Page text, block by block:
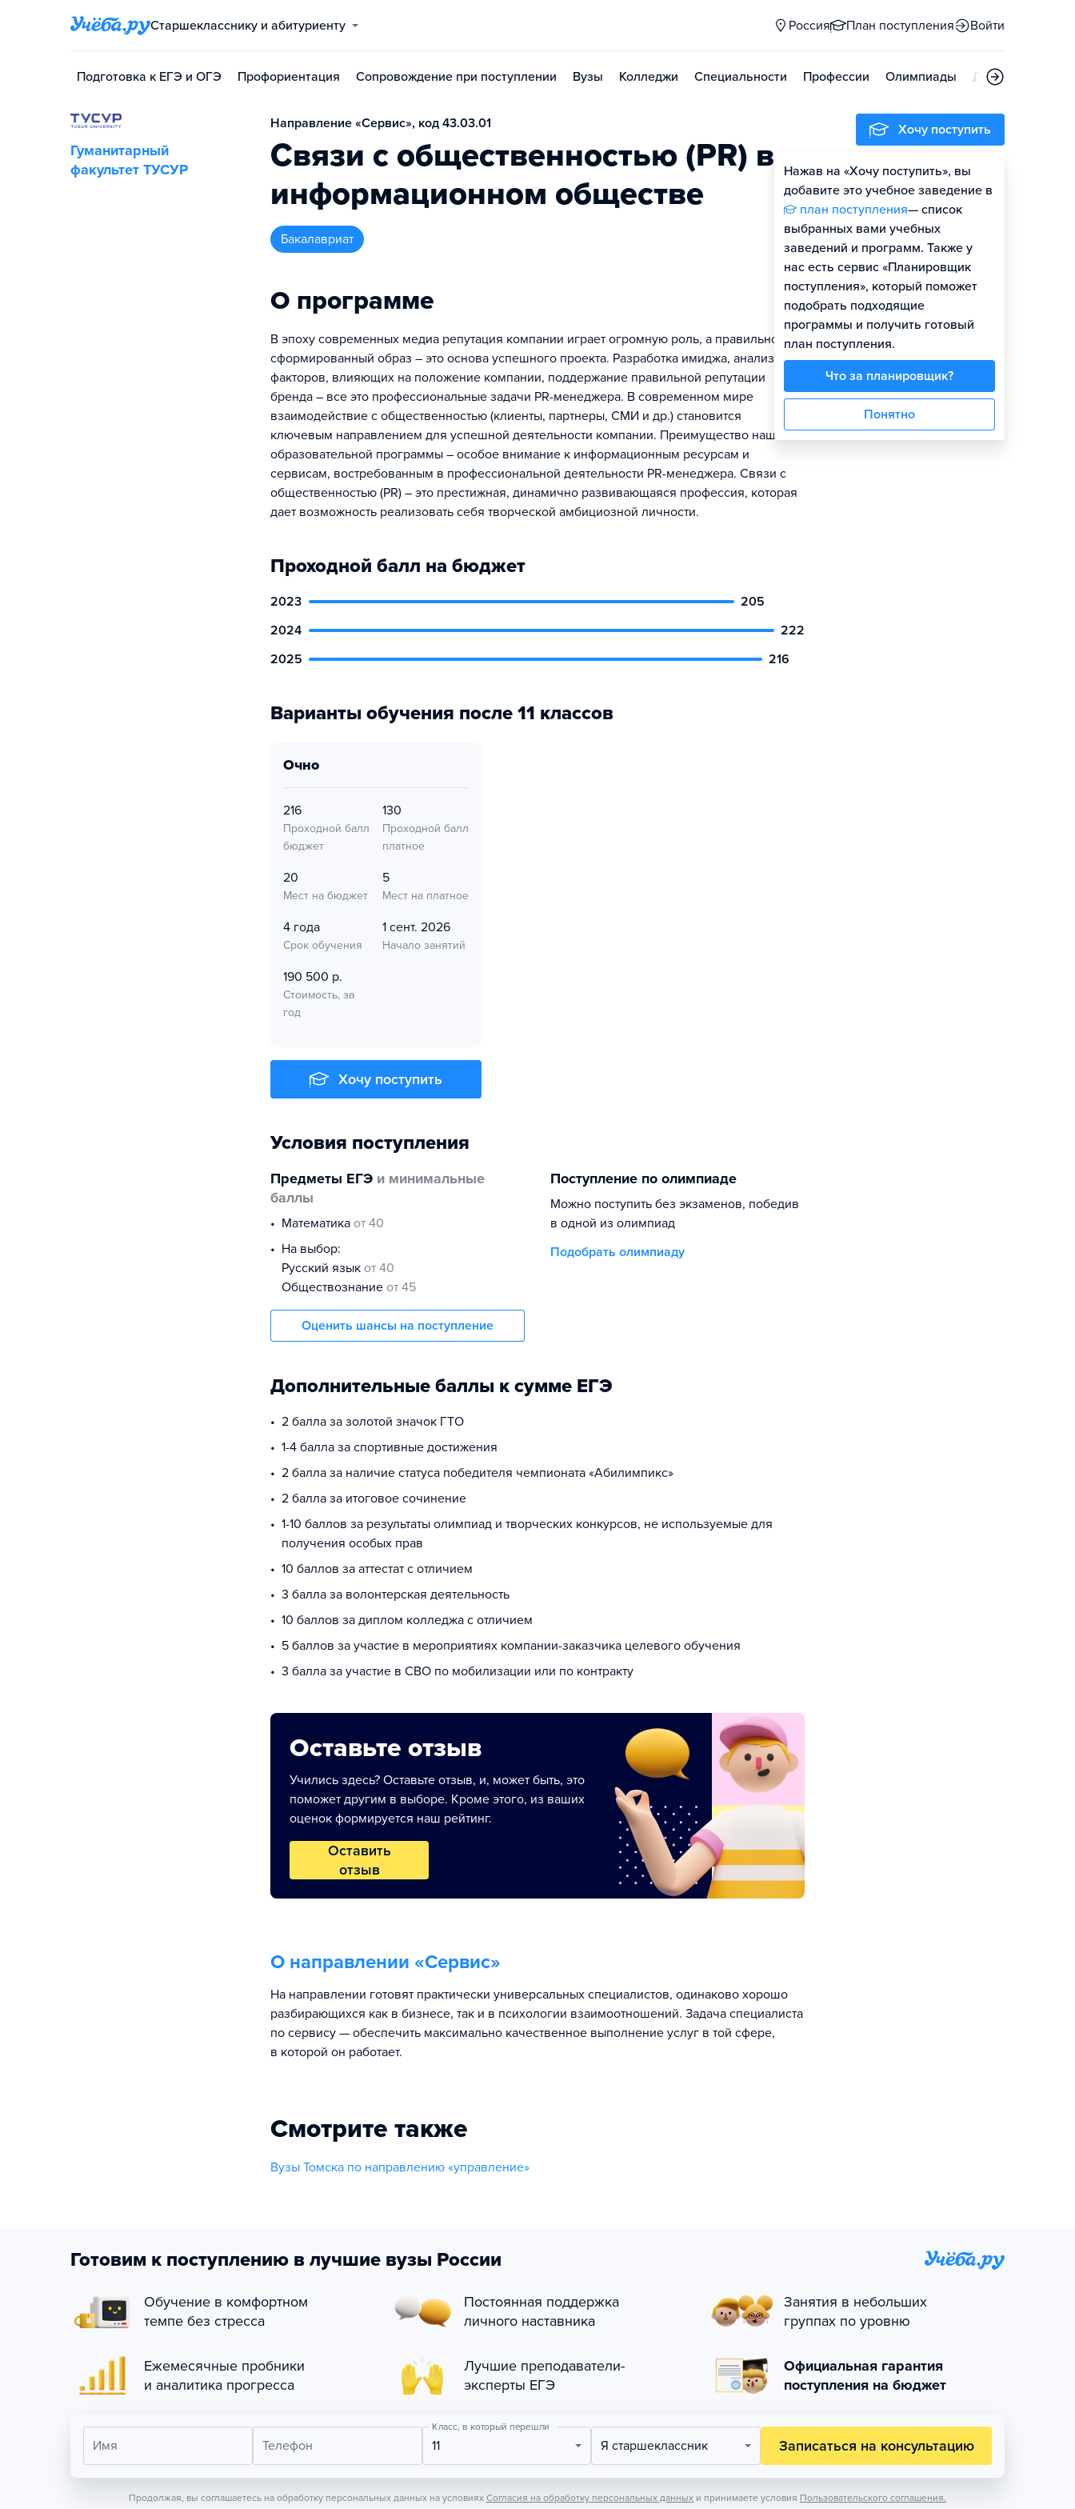
Старшекласснику и абитуриенту Россия План поступления Войти
Подготовка к ЕГЭ и ОГЭ Профориентация Сопровождение при поступлении Вузы Колледжи Специальности Профессии Олимпиады Дни открытых
Гуманитарный
факультет ТУСУР
Направление «Сервис», код 43.03.01
Связи с общественностью (PR) в
информационном обществе
бакалавриат
О программе
В эпоху современных медиа репутация компании играет огромную роль, а правильно
сформированный образ – это основа успешного проекта. Разработка имиджа, анализ
факторов, влияющих на положение компании, поддержание правильной репутации
бренда – все это профессиональные задачи PR-менеджера. В современном мире
взаимодействие с общественностью (клиенты, партнеры, СМИ и др.) становится
ключевым направлением для успешной деятельности компании. Преимущество нашей
образовательной программы – особое внимание к информационным ресурсам и
сервисам, востребованным в профессиональной деятельности PR-менеджера. Связи с
общественностью (PR) – это престижная, динамично развивающаяся профессия, которая
дает возможность реализовать себя творческой амбициозной личности.
Проходной балл на бюджет
2023
205
2024
222
2025
216
Варианты обучения после 11 классов
очно
216
Проходной балл
бюджет
130
Проходной балл
платное
20
Мест на бюджет
5
Мест на платное
4 года
Срок обучения
1 сент. 2026
Начало занятий
190 500 р.
Стоимость, за
год
Хочу поступить
Условия поступления
Предметы ЕГЭ и минимальные
баллы
математика от 40
На выбор:
русский язык от 40
обществознание от 45
Оценить шансы на поступление
Поступление по олимпиаде
Можно поступить без экзаменов, победив
в одной из олимпиад
Подобрать олимпиаду
Дополнительные баллы к сумме ЕГЭ
2 балла за золотой значок ГТО
1-4 балла за спортивные достижения
2 балла за наличие статуса победителя чемпионата «Абилимпикс»
2 балла за итоговое сочинение
1-10 баллов за результаты олимпиад и творческих конкурсов, не используемые для
получения особых прав
10 баллов за аттестат с отличием
3 балла за волонтерская деятельность
10 баллов за диплом колледжа с отличием
5 баллов за участие в мероприятиях компании-заказчика целевого обучения
3 балла за участие в СВО по мобилизации или по контракту
Оставьте отзыв
Учились здесь? Оставьте отзыв, и, может быть, это
поможет другим в выборе. Кроме этого, из ваших
оценок формируется наш рейтинг.
Оставить
отзыв
О направлении «Сервис»
На направлении готовят практически универсальных специалистов, одинаково хорошо
разбирающихся как в бизнесе, так и в психологии взаимоотношений. Задача специалиста
по сервису — обеспечить максимально качественное выполнение услуг в той сфере,
в которой он работает.
Смотрите также
Вузы Томска по направлению «управление»
Хочу поступить
Нажав на «Хочу поступить», вы
добавите это учебное заведение в
план поступления— список
выбранных вами учебных
заведений и программ. Также у
нас есть сервис «Планировщик
поступления», который поможет
подобрать подходящие
программы и получить готовый
план поступления.
Что за планировщик?
Понятно
Оценить шансы
Готовим к поступлению в лучшие вузы России
Обучение в комфортном
темпе без стресса
Постоянная поддержка
личного наставника
Занятия в небольших
группах по уровню
Ежемесячные пробники
и аналитика прогресса
Лучшие преподаватели-
эксперты ЕГЭ
Официальная гарантия
поступления на бюджет
Имя Телефон
Класс, в который перешли
11 Я старшеклассник Записаться на консультацию
Продолжая, вы соглашаетесь на обработку персональных данных на условиях Согласия на обработку персональных данных и принимаете условия Пользовательского соглашения.